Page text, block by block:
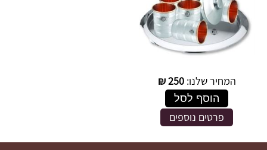
המחיר שלנו:250
₪
הוסף לסל
פרטים נוספים